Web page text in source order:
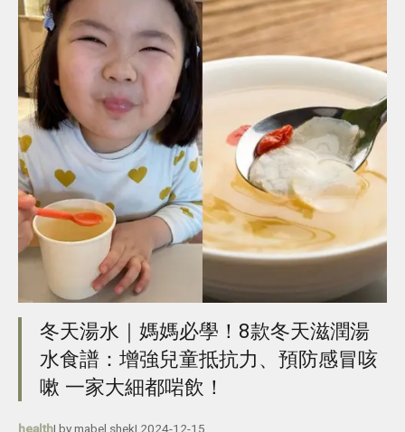
冬天湯水｜媽媽必學！8款冬天滋潤湯
水食譜：增強兒童抵抗力、預防感冒咳
嗽 一家大細都啱飲！
health| bymabel shek| 2024-12-15